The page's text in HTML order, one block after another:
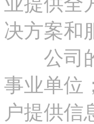
决方案和
公司的
事业单位
户提供信